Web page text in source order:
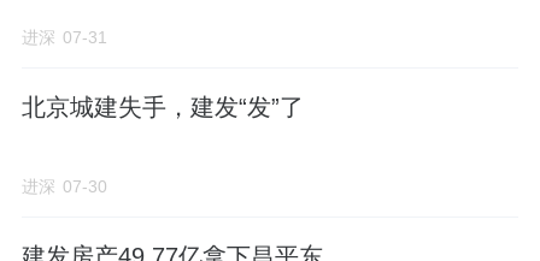
开发主体北京建兴丰汇置业有限公司9月23日
进深 07-31
北京城建失手，建发“发”了
进深 07-30